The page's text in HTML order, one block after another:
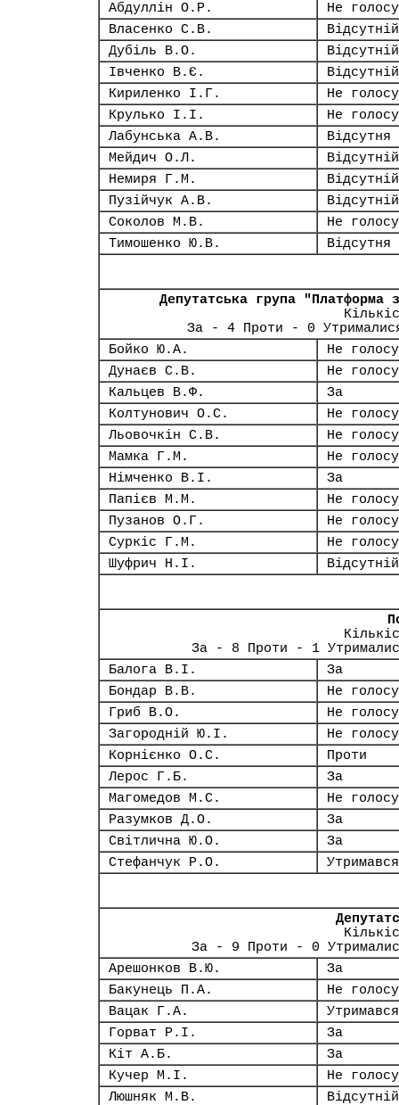
Абдуллін О.Р.
Не
Власенко С.В.
Відсутній
Дубіль В.О.
Відсутній
Івченко В.Є.
Відсутній
Кириленко І.Г.
Не
Крулько І.І.
Не
Лабунська А.В.
Відсутня
Мейдич О.Л.
Відсутній
Немиря Г.М.
Відсутній
Пузійчук А.В.
Відсутній
Соколов М.В.
Не
Тимошенко Ю.В.
Відсутня
Депутатська група
За - 4 Проти - 0
Бойко Ю.А.
Не
Дунаєв С.В.
Не
Кальцев В.Ф.
За
Колтунович О.С.
Не
Льовочкін С.В.
Не
Мамка Г.М.
Не
Німченко В.І.
За
Папієв М.М.
Не
Пузанов О.Г.
Не
Суркіс Г.М.
Не
Шуфрич Н.І.
Відсутній
За - 8 Проти - 1
Балога В.І.
За
Бондар В.В.
Не
Гриб В.О.
Не
Загородній Ю.І.
Не
Корнієнко О.С.
Проти
Лерос Г.Б.
За
Магомедов М.С.
Не
Разумков Д.О.
За
Світлична Ю.О.
За
Стефанчук Р.О.
Утримався
За - 9 Проти - 0
Арешонков В.Ю.
За
Бакунець П.А.
Не
Вацак Г.А.
Утримався
Горват Р.І.
За
Кіт А.Б.
За
Кучер М.І.
Не
Люшняк М.В.
Відсутній